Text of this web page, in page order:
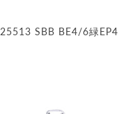
SBB BE4/6緑EP4